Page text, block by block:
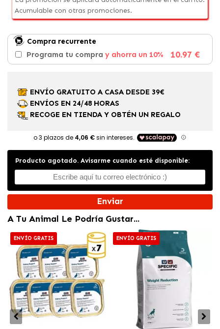
Acumulable con otras promociones.
Compra recurrente
Programa tu compra y ahorra un 10% 10.97 €
ENVÍO GRATUITO A CASA DESDE 39€
ENVÍOS EN 24/48 HORAS
RECOGE EN TIENDA Y OBTÉN UN REGALO
Producto agotado. Avisarme cuando esté disponible:
Enviar
A Tu Animal Le Podría Gustar...
ENVÍO GRATIS ENVÍO GRATIS